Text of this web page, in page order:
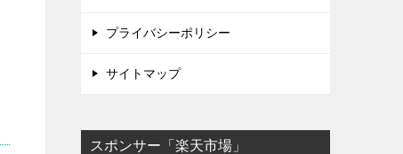
プライバシーポリシー
サイトマップ
スポンサー「楽天市場」